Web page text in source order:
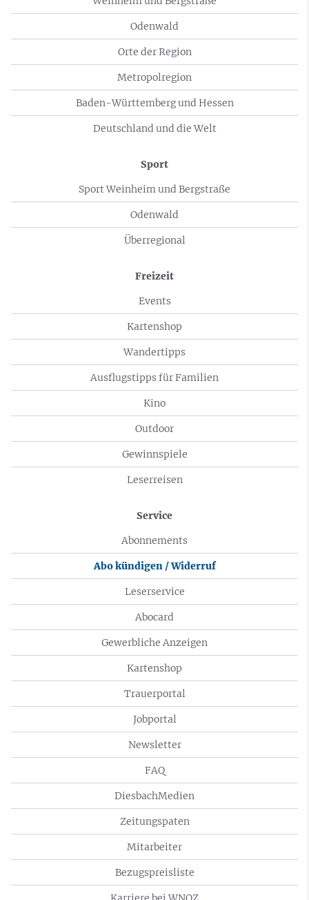
Odenwald
Orte der Region
Metropolregion
Baden-Württemberg und Hessen
Deutschland und die Welt
Sport
Sport Weinheim und Bergstraße
Odenwald
Überregional
Freizeit
Events
Kartenshop
Wandertipps
Ausflugstipps für Familien
Kino
Outdoor
Gewinnspiele
Leserreisen
Service
Abonnements
Abo kündigen / Widerruf
Leserservice
Abocard
Gewerbliche Anzeigen
Kartenshop
Trauerportal
Jobportal
Newsletter
FAQ
DiesbachMedien
Zeitungspaten
Mitarbeiter
Bezugspreisliste